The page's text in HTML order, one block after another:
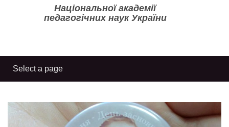
Національної академії
педагогічних наук України